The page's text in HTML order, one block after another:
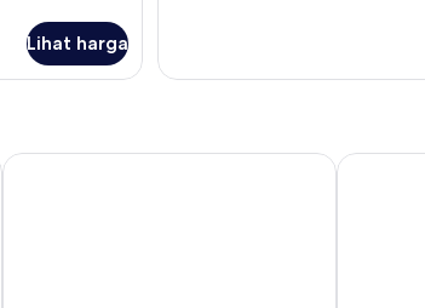
Lihat harga
Kamar
Deluks
Best Western Setiabudhi Bandung voco